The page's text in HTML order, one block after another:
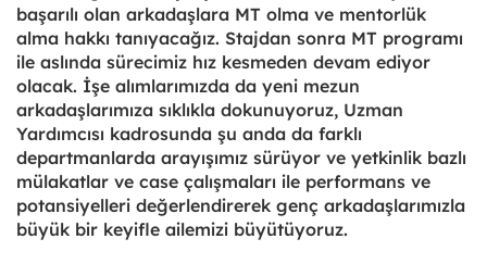
başarılı olan arkadaşlara MT olma ve mentorlük
alma hakkı tanıyacağız. Stajdan sonra MT programı
ile aslında sürecimiz hız kesmeden devam ediyor
olacak. İşe alımlarımızda da yeni mezun
arkadaşlarımıza sıklıkla dokunuyoruz, Uzman
Yardımcısı kadrosunda şu anda da farklı
departmanlarda arayışımız sürüyor ve yetkinlik bazlı
mülakatlar ve case çalışmaları ile performans ve
potansiyelleri değerlendirerek genç arkadaşlarımızla
büyük bir keyifle ailemizi büyütüyoruz.